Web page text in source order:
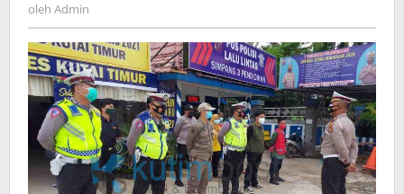
Desember
Hingga
4
Januari
oleh Admin